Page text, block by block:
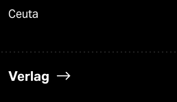
Ceuta
Verlag